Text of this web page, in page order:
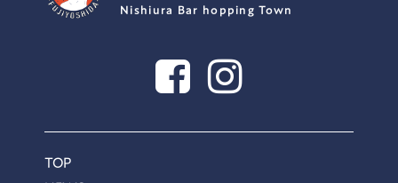
Nishiura Bar hopping Town
TOP